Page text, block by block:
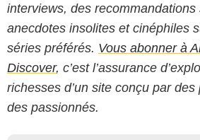
interviews, des
anecdotes insolites et cinéphiles
séries préférés. Vous abonner à
Discover, c’est l’assurance
richesses d’un site conçu par
des passionnés.